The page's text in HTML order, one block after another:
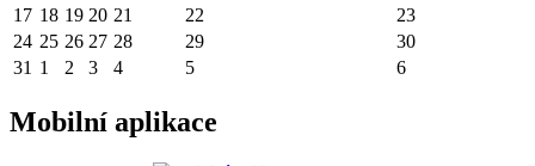
17 18 19 20 21 22
23
24 25 26 27 28 29
30
31 1 2 3 4 5 6
Mobilní aplikace